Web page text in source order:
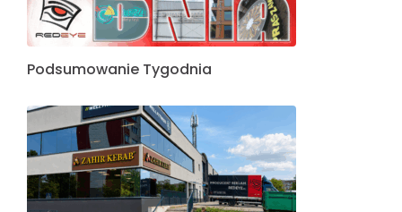
Podsumowanie Tygodnia